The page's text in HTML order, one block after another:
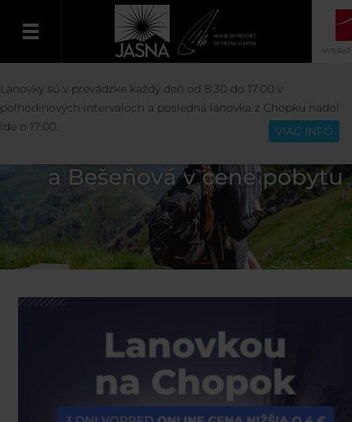
Slovenčina
VYBRAŤ
Lanovky a vodné parky
a Bešeňová v cene pobytu
Lanovky sú v prevádzke každý deň od 8:30 do 17:00 v
polhodinových intervaloch a posledná lanovka z Chopku nadol
ide o 17:00.
VIAC INFO